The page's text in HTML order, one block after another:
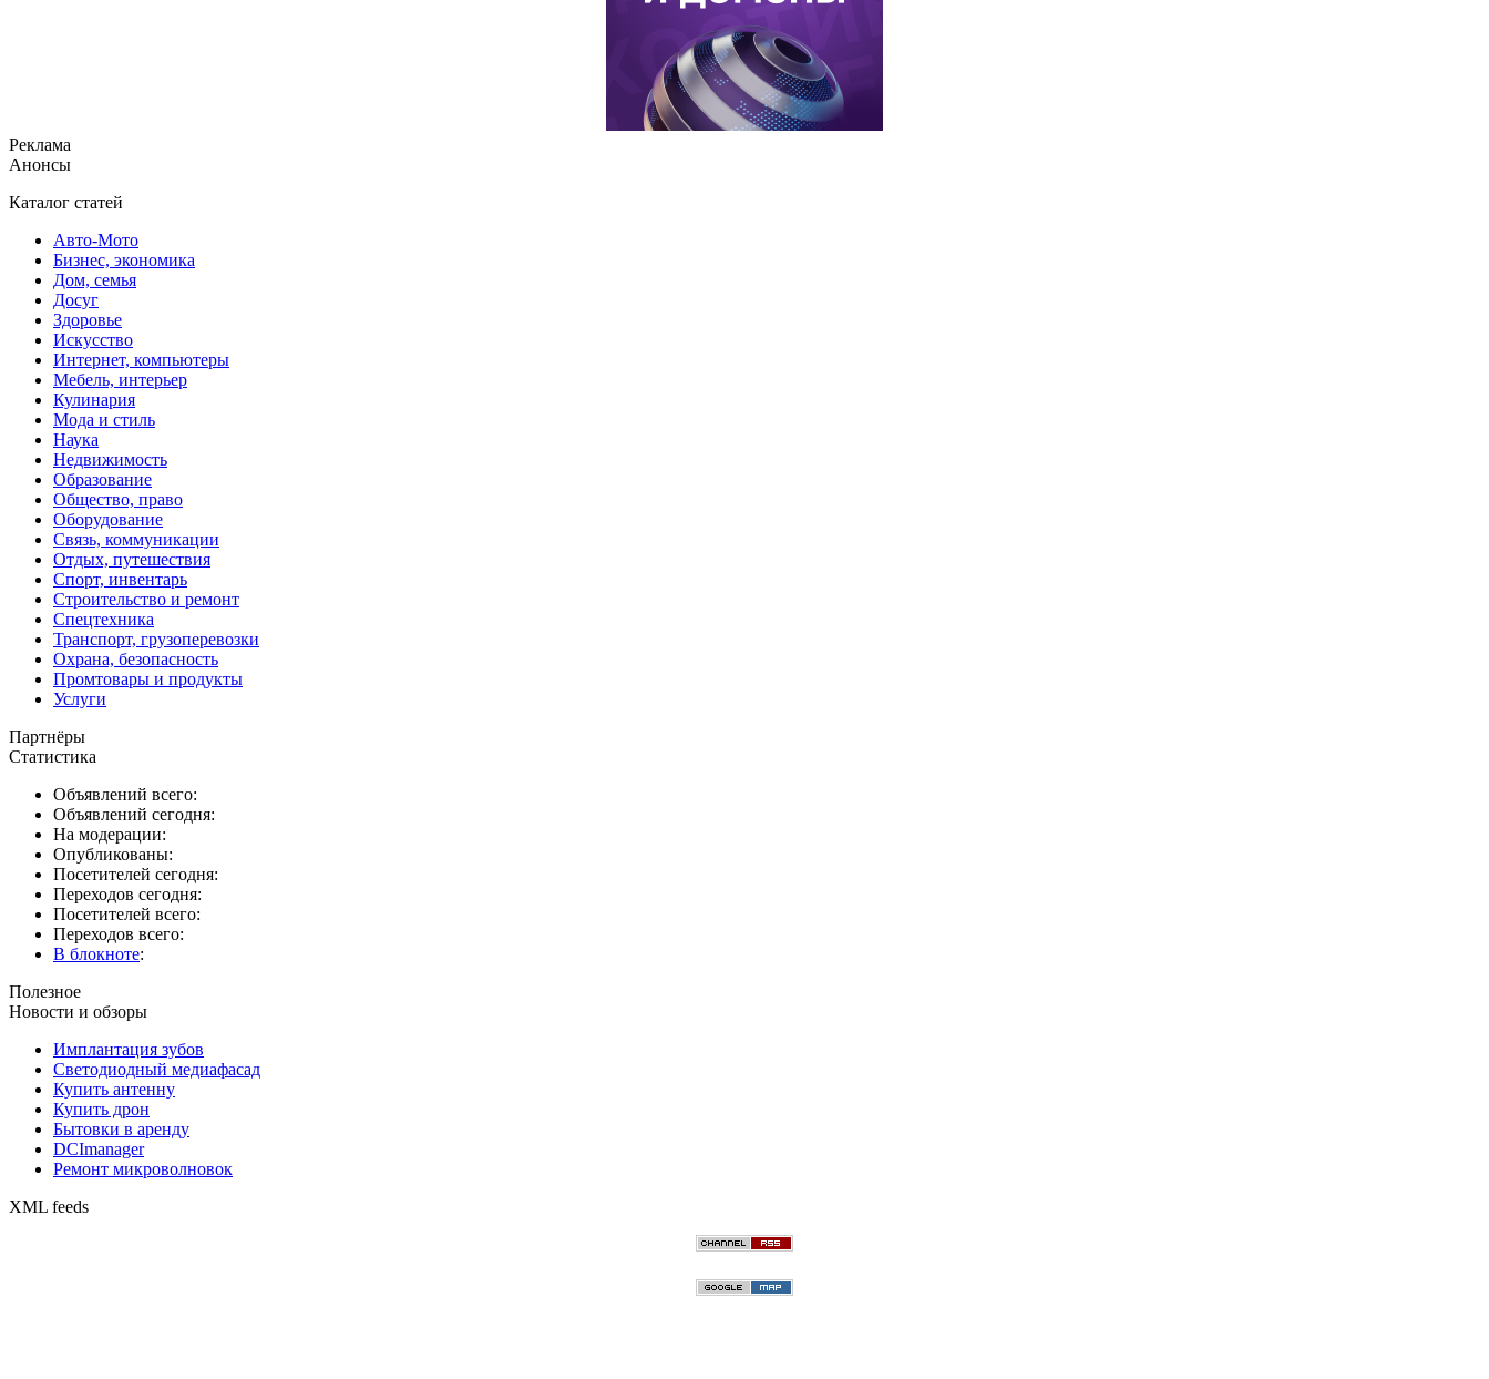
Реклама
Анонсы
Каталог статей
Авто-Мото
Бизнес, экономика
Дом, семья
Досуг
Здоровье
Искусство
Интернет, компьютеры
Мебель, интерьер
Кулинария
Мода и стиль
Наука
Недвижимость
Образование
Общество, право
Оборудование
Связь, коммуникации
Отдых, путешествия
Спорт, инвентарь
Строительство и ремонт
Спецтехника
Транспорт, грузоперевозки
Охрана, безопасность
Промтовары и продукты
Услуги
Партнёры
Статистика
Объявлений всего:
Объявлений сегодня:
На модерации:
Опубликованы:
Посетителей сегодня:
Переходов сегодня:
Посетителей всего:
Переходов всего:
В блокноте:
Полезное
Новости и обзоры
Имплантация зубов
Светодиодный медиафасад
Купить антенну
Купить дрон
Бытовки в аренду
DCImanager
Ремонт микроволновок
XML feeds